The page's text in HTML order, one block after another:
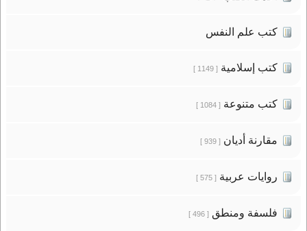
كتب علم النفس
كتب إسلامية[ 1149 ]
كتب متنوعة[ 1084 ]
مقارنة أديان[ 939 ]
روايات عربية[ 575 ]
فلسفة ومنطق[ 496 ]